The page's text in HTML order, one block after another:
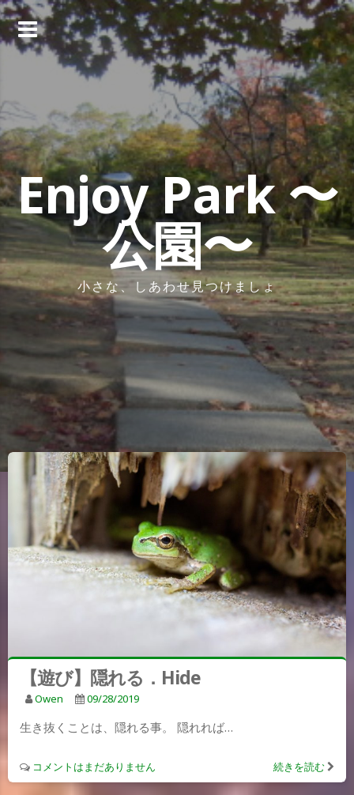
コ
ン
テ
へ
ス
キ
ッ
プ Enjoy Park 〜
公園〜
小さな、しあわせ見つけましょ
【遊び】隠れる．Hide
Owen 09/28/2019
生き抜くことは、隠れる事。 隠れれば…
コメントはまだありません 続きを読む